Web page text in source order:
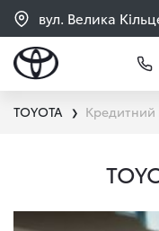
вул. Велика
TOYOTA ❯ Кредитний